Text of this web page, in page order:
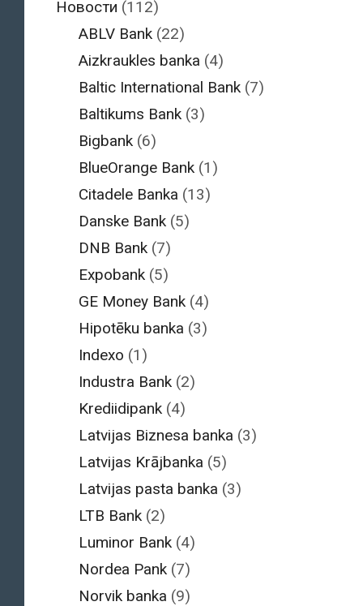
Новости (112)
ABLV Bank (22)
Aizkraukles banka (4)
Baltic International Bank (7)
Baltikums Bank (3)
Bigbank (6)
BlueOrange Bank (1)
Citadele Banka (13)
Danske Bank (5)
DNB Bank (7)
Expobank (5)
GE Money Bank (4)
Hipotēku banka (3)
Indexo (1)
Industra Bank (2)
Krediidipank (4)
Latvijas Biznesa banka (3)
Latvijas Krājbanka (5)
Latvijas pasta banka (3)
LTB Bank (2)
Luminor Bank (4)
Nordea Pank (7)
Norvik banka (9)